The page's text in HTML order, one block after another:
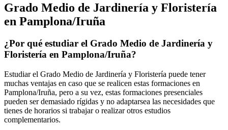
Grado Medio de Jardinería y Floristería
en Pamplona/Iruña
¿Por qué estudiar el Grado Medio de Jardinería y
Floristería en Pamplona/Iruña?
Estudiar el Grado Medio de Jardinería y Floristería puede tener
muchas ventajas en caso que se realicen estas formaciones en
Pamplona/Iruña, pero a su vez, estas formaciones presenciales
pueden ser demasiado rígidas y no adaptarsea las necesidades que
tienes de horarios si trabajar o realizar otros estudios
complementarios.